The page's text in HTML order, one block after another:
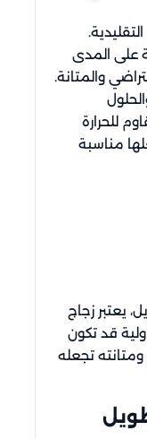
على المدى
والمتانة.
للحرارة
مناسبة
يعتبر زجاج
قد تكون
تجعله